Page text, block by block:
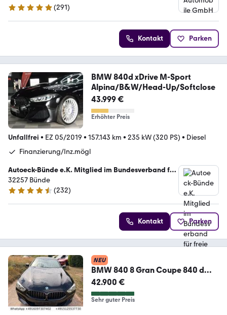
4.8 Sterne
(291)
Kontakt Parken
BMW 840d xDrive M-Sport
Alpina/B&W/Head-Up/Softclose
43.999 €
Erhöhter Preis
Unfallfrei • EZ 05/2019 • 157.143 km • 235 kW (320 PS) • Diesel
Finanzierung/Inz.mögl
Autoeck-Bünde e.K. Mitglied im Bundesverband für
freie KFZ Händler
32257 Bünde
4.5 Sterne
(232)
Kontakt Parken
NEU
BMW 840 8 Gran Coupe 840 d
xDrive M Sport
42.900 €
Sehr guter Preis